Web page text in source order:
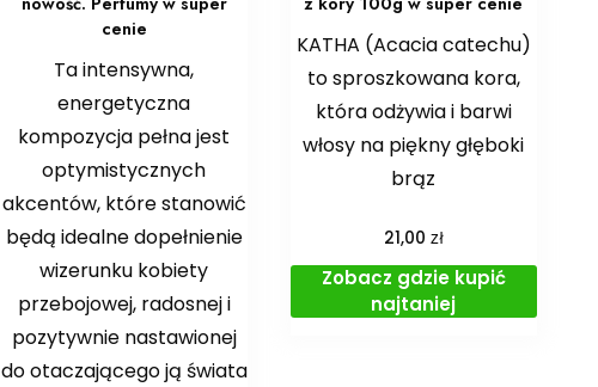
cenie
Ta intensywna,
energetyczna
kompozycja pełna jest
optymistycznych
akcentów, które stanowić
będą idealne dopełnienie
wizerunku kobiety
przebojowej, radosnej i
pozytywnie nastawionej
do otaczającego ją świata
KATHA (Acacia catechu)
to sproszkowana kora,
która odżywia i barwi
włosy na piękny głęboki
brąz
21,00 zł
Zobacz gdzie kupić
najtaniej